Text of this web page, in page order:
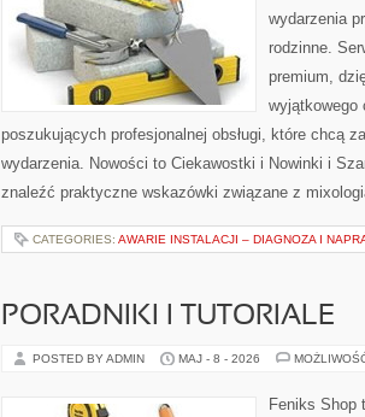
wydarzenia
rodzinne.
premium,
wyjątkowego
poszukujących profesjonalnej obsługi, które chcą
wydarzenia. Nowości to Ciekawostki i Nowinki i
znaleźć praktyczne wskazówki związane z
CATEGORIES: AWARIE INSTALACJI – DIAGNOZA I
PORADNIKI I TUTORIALE
POSTED BY ADMIN MAJ - 8 - 2026
Feniks Shop